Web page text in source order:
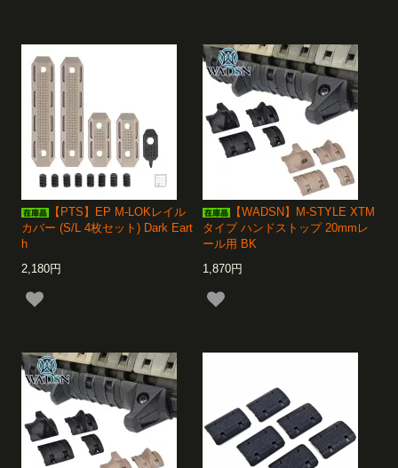
【PTS】EP M-LOKレイル
カバー (S/L 4枚セット) Dark Eart
h
2,180円
【WADSN】M-STYLE XTM
タイプ ハンドストップ 20mmレ
ール用 BK
1,870円